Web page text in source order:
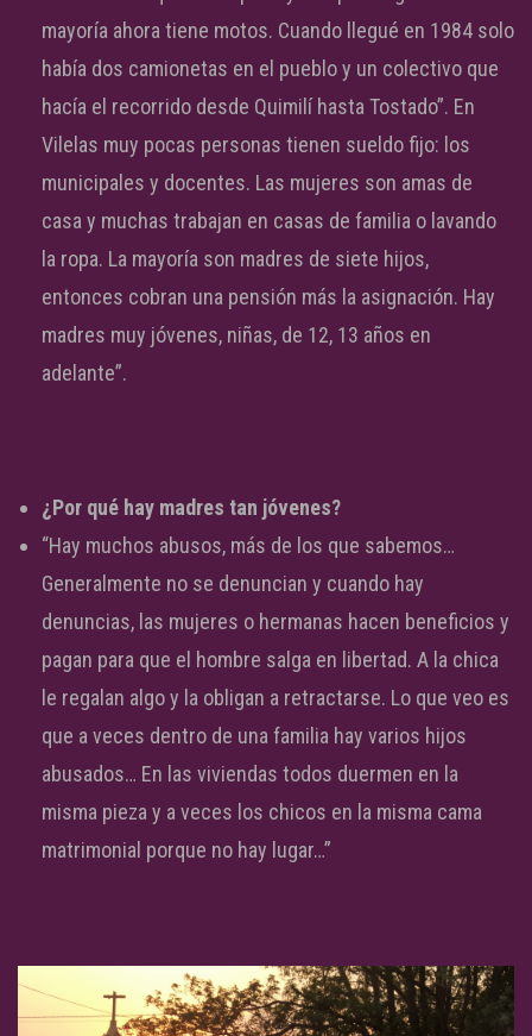
mayoría ahora tiene motos. Cuando llegué en 1984 solo
había dos camionetas en el pueblo y un colectivo que
hacía el recorrido desde Quimilí hasta Tostado”. En
Vilelas muy pocas personas tienen sueldo fijo: los
municipales y docentes. Las mujeres son amas de
casa y muchas trabajan en casas de familia o lavando
la ropa. La mayoría son madres de siete hijos,
entonces cobran una pensión más la asignación. Hay
madres muy jóvenes, niñas, de 12, 13 años en
adelante”.
¿Por qué hay madres tan jóvenes?
“Hay muchos abusos, más de los que sabemos…
Generalmente no se denuncian y cuando hay
denuncias, las mujeres o hermanas hacen beneficios y
pagan para que el hombre salga en libertad. A la chica
le regalan algo y la obligan a retractarse. Lo que veo es
que a veces dentro de una familia hay varios hijos
abusados… En las viviendas todos duermen en la
misma pieza y a veces los chicos en la misma cama
matrimonial porque no hay lugar…”